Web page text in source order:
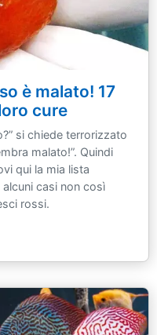
è malato! 17
cure
si chiede terrorizzato
malato!”. Quindi
qui la mia lista
casi non così
rossi.